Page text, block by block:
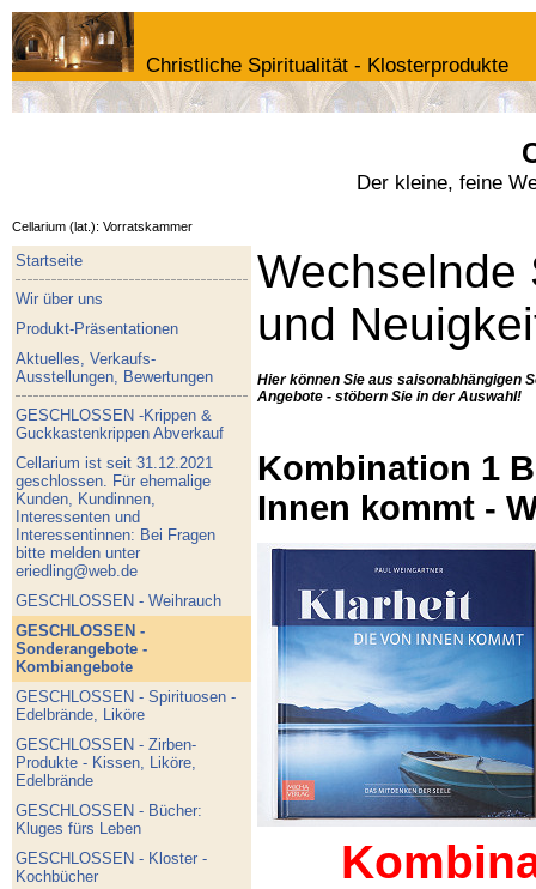
Christliche Spiritualität - Klosterprodukte
Der kleine, feine
Cellarium (lat.): Vorratskammer
Startseite
Wir über uns
Produkt-Präsentationen
Aktuelles, Verkaufs-
Ausstellungen, Bewertungen
GESCHLOSSEN -Krippen &
Guckkastenkrippen Abverkauf
Cellarium ist seit 31.12.2021
geschlossen. Für ehemalige
Kunden, Kundinnen,
Interessenten und
Interessentinnen: Bei Fragen
bitte melden unter
eriedling@web.de
GESCHLOSSEN - Weihrauch
GESCHLOSSEN -
Sonderangebote -
Kombiangebote
GESCHLOSSEN - Spirituosen -
Edelbrände, Liköre
GESCHLOSSEN - Zirben-
Produkte - Kissen, Liköre,
Edelbrände
GESCHLOSSEN - Bücher:
Kluges fürs Leben
GESCHLOSSEN - Kloster -
Kochbücher
Wechselnde
und
Hier können Sie aus saisonabhängigen
Angebote - stöbern Sie in der Auswahl!
Kombination 1
Innen kommt -